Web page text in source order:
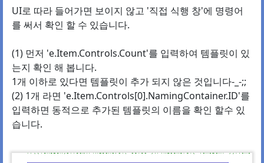
UI로 따라 들어가면 보이지 않고 '직접 식행 창'에 명령어
를 써서 확인 할 수 있습니다.
(1) 먼저 'e.Item.Controls.Count'를 입력하여 템플릿이 있
는지 확인 해 봅니다.
1개 이하로 있다면 템플릿이 추가 되지 않은 것입니다-_-;;
(2) 1개 라면 'e.Item.Controls[0].NamingContainer.ID'를
입력하면 동적으로 추가된 템플릿의 이름을 확인 할수 있
습니다.